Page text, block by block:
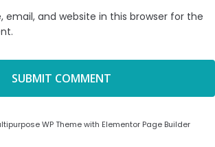
email, and website in this browser for the
WP Theme with Elementor Page Builder